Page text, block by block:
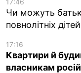
Чи можуть
повнолітніх
17:16
Квартири й
власникам